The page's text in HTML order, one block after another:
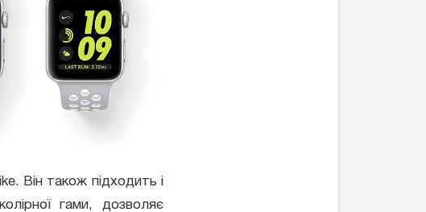
Він також підходить і
гами, дозволяє